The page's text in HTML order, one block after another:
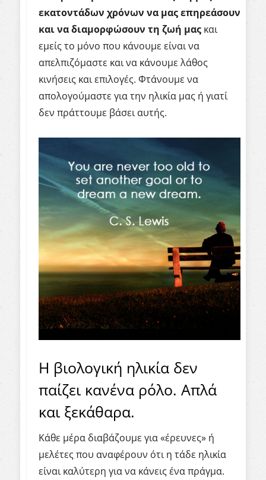
εκατοντάδων χρόνων να μας επηρεάσουν
και να διαμορφώσουν τη ζωή μας και
εμείς το μόνο που κάνουμε είναι να
απελπιζόμαστε και να κάνουμε λάθος
κινήσεις και επιλογές. Φτάνουμε να
απολογούμαστε για την ηλικία μας ή γιατί
δεν πράττουμε βάσει αυτής.
Η βιολογική ηλικία δεν
παίζει κανένα ρόλο. Απλά
και ξεκάθαρα.
Κάθε μέρα διαβάζουμε για «έρευνες» ή
μελέτες που αναφέρουν ότι η τάδε ηλικία
είναι καλύτερη για να κάνεις ένα πράγμα.